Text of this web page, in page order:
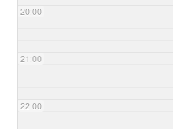
20:00
21:00
22:00